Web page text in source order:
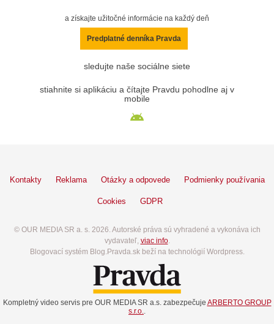
a získajte užitočné informácie na každý deň
Predplatné denníka Pravda
sledujte naše sociálne siete
stiahnite si aplikáciu a čítajte Pravdu pohodlne aj v
mobile
Kontakty Reklama Otázky a odpovede Podmienky používania
Cookies GDPR
© OUR MEDIA SR a. s. 2026. Autorské práva sú vyhradené a vykonáva ich
vydavateľ, viac info.
Blogovací systém Blog.Pravda.sk beží na technológií Wordpress.
Kompletný video servis pre OUR MEDIA SR a.s. zabezpečuje ARBERTO GROUP
s.r.o.